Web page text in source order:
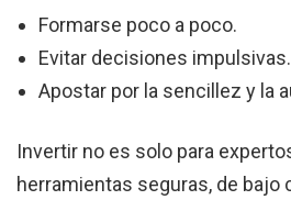
Formarse poco a poco.
Evitar decisiones impulsivas.
Apostar por la sencillez y la
Invertir no es solo para
herramientas seguras, de bajo